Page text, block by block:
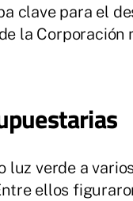
clave para el
la
luz verde a
ellos